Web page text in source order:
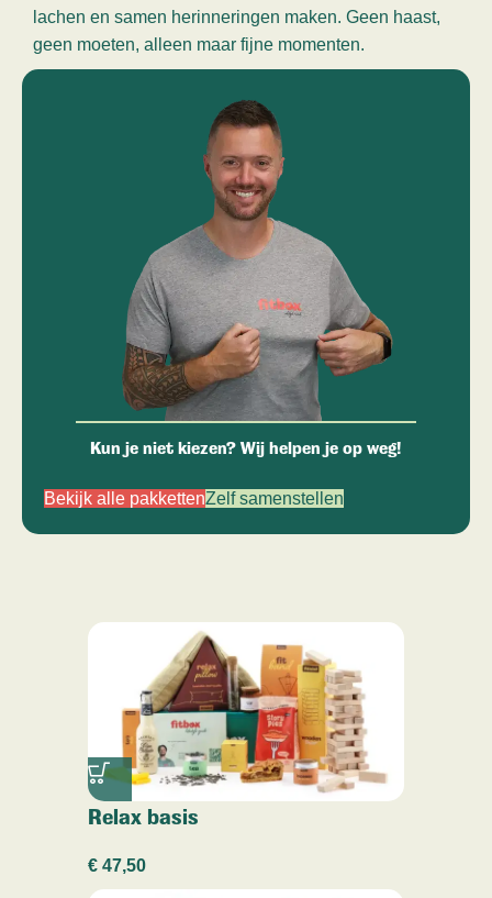
lachen en samen herinneringen maken. Geen haast,
geen moeten, alleen maar fijne momenten.
Kun je niet kiezen? Wij helpen je op weg!
Bekijk alle pakkettenZelf samenstellen
Relax basis
€ 47,50